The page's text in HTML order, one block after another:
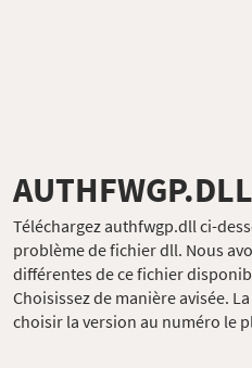
AUTHFWGP.DLL
Téléchargez authfwgp.dll ci-
problème de fichier dll. Nous
différentes de ce fichier
Choisissez de manière avisée.
choisir la version au numéro le